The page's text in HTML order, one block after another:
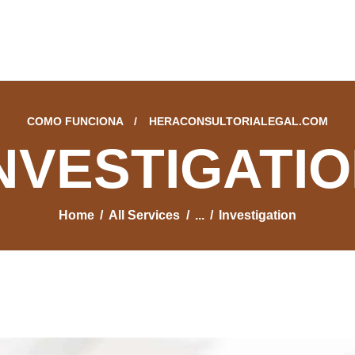
COMO FUNCIONA HERACONSULTORIALEGAL.COM
Home All Services ... Investigation
NOSOTROS
CONTACTO